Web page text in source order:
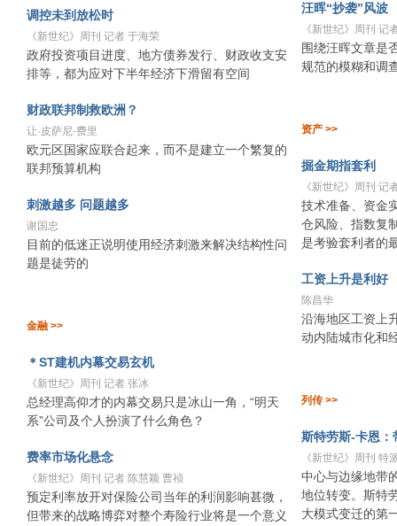
调控未到放松时
《新世纪》周刊 记者 于海荣
政府投资项目进度、地方债券发行、财政收支安
排等，都为应对下半年经济下滑留有空间
财政联邦制救欧洲？
让·皮萨尼-费里
欧元区国家应联合起来，而不是建立一个繁复的
联邦预算机构
刺激越多 问题越多
谢国忠
目前的低迷正说明使用经济刺激来解决结构性问
题是徒劳的
金融 >>
＊ST建机内幕交易玄机
《新世纪》周刊 记者 张冰
总经理高仰才的内幕交易只是冰山一角，“明天
系”公司及个人扮演了什么角色？
费率市场化悬念
《新世纪》周刊 记者 陈慧颖 曹祯
预定利率放开对保险公司当年的利润影响甚微，
但带来的战略博弈对整个寿险行业将是一个意义
汪晖“抄袭”风波
《新世纪》周刊 记
围绕汪晖文章是
规范的模糊和调
资产 >>
掘金期指套利
《新世纪》周刊 记
技术准备、资金
仓风险、指数复
是考验套利者的
工资上升是利好
陈昌华
沿海地区工资上
动内陆城市化和
列传 >>
斯特劳斯-卡恩：
《新世纪》周刊 特
中心与边缘地带
地位转变。斯特
大模式变迁的第